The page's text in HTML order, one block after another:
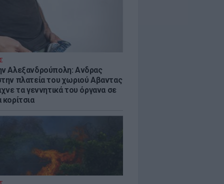
Αλεξανδρούπολη: Ανδρας
πλατεία του χωριού Αβαντας
τα γεννητικά του όργανα σε
κορίτσια